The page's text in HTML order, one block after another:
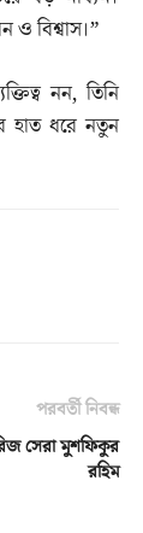
বিশ্বাস।”
নন, তিনি
হাত ধরে নতুন
পরবর্তী নিবন্ধ
সেরা মুশফিকুর
রহিম